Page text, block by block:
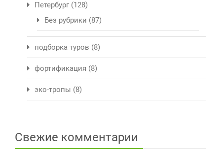
Петербург (128)
Без рубрики (87)
подборка туров (8)
фортификация (8)
эко-тропы (8)
Свежие комментарии